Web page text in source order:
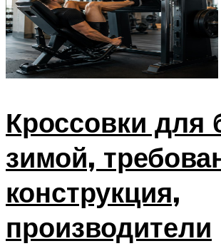
Кроссовки для
зимой,
конструкция,
производители